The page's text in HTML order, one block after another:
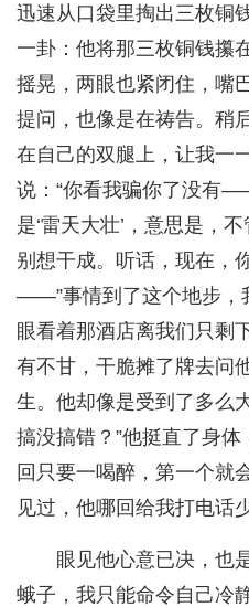
迅速从口袋里掏出三枚铜
一卦：他将那三枚铜钱攥
摇晃，两眼也紧闭住，嘴
提问，也像是在祷告。稍
在自己的双腿上，让我一
说：“你看我骗你了没有
是‘雷天大壮’，意思是，
别想干成。听话，现在，
——”事情到了这个地步，
眼看着那酒店离我们只剩
有不甘，干脆摊了牌去问
生。他却像是受到了多么
搞没搞错？”他挺直了身
回只要一喝醉，第一个就
见过，他哪回给我打电话
眼见他心意已决，也
蛾子，我只能命令自己冷